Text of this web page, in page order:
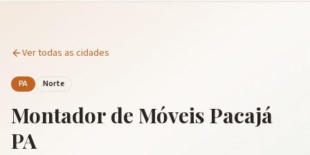
Ver todas as cidades
PA Norte
Montador de Móveis Pacajá
PA